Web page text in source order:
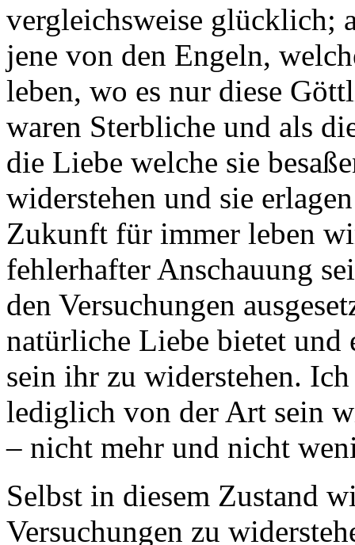
vergleichsweise glücklich;
jene von den Engeln,
leben, wo es nur diese
waren Sterbliche und als
die Liebe welche sie
widerstehen und sie
Zukunft für immer leben
fehlerhafter Anschauung
den Versuchungen
natürliche Liebe bietet und
sein ihr zu widerstehen.
lediglich von der Art sein
– nicht mehr und nicht
Selbst in diesem Zustand
Versuchungen zu